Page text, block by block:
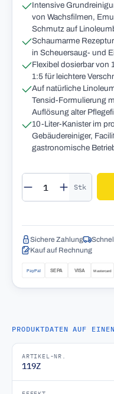
Intensive
von Wachsfilmen,
Schmutz auf
Schaumarme
in Scheuersaug- und
Flexibel dosierbar von
1:5 für leichtere
Auf natürliche
Tensid-Formulierung
Auflösung alter
10-Liter-Kanister im
Gebäudereiniger,
gastronomische
Produkt Stk
Sichere Zahlung
Kauf auf Rechnung
PRODUKTDATEN AUF
ARTIKEL-NR.
119Z